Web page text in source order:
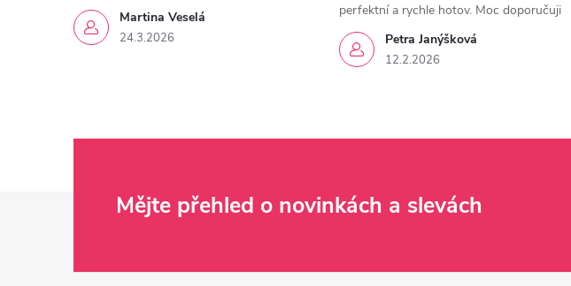
Martina Veselá
24.3.2026 Petra Janýšková
12.2.2026
perfektní a rychle hotov. Moc doporučuji
Mějte přehled o novinkách a slevách